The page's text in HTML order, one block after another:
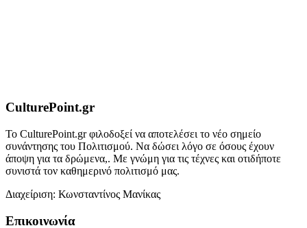
CulturePoint.gr
Το CulturePoint.gr φιλοδοξεί να αποτελέσει το νέο σημείο
συνάντησης του Πολιτισμού. Να δώσει λόγο σε όσους έχουν
άποψη για τα δρώμενα,. Με γνώμη για τις τέχνες και οτιδήποτε
συνιστά τον καθημερινό πολιτισμό μας.
Διαχείριση: Κωνσταντίνος Μανίκας
Επικοινωνία